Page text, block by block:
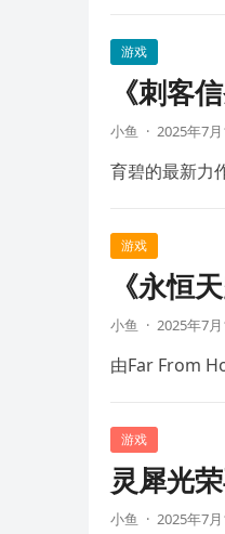
游戏
《刺客
小鱼 · 2025年7月
育碧的最新力
游戏
《永恒
小鱼 · 2025年7月
由Far From
游戏
灵犀光
小鱼 · 2025年7月